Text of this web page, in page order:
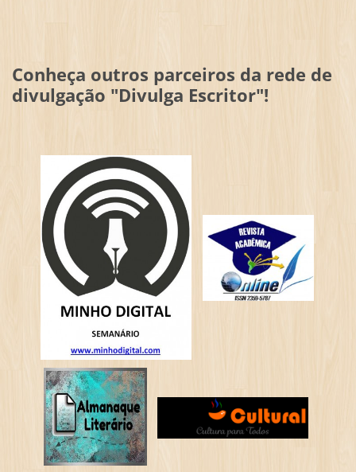
Conheça outros parceiros da rede de
divulgação "Divulga Escritor"!